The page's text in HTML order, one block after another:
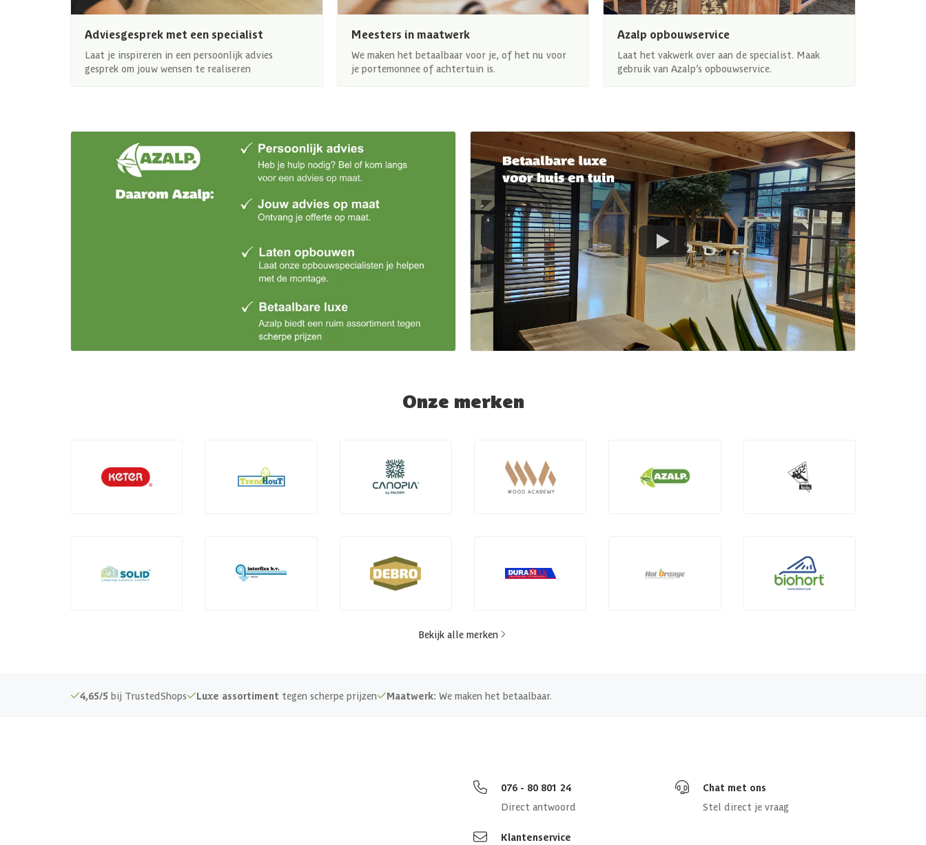
Adviesgesprek met een specialist
Laat je inspireren in een persoonlijk advies
gesprek om jouw wensen te realiseren
Meesters in maatwerk
We maken het betaalbaar voor je, of het nu voor
je portemonnee of achtertuin is.
Azalp opbouwservice
Laat het vakwerk over aan de specialist. Maak
gebruik van Azalp’s opbouwservice.
Onze merken
Bekijk alle merken
4,65/5 bij TrustedShops Luxe assortiment tegen scherpe prijzen Maatwerk: We maken het betaalbaar.
076 - 80 801 24
Direct antwoord
Chat met ons
Stel direct je vraag
Klantenservice